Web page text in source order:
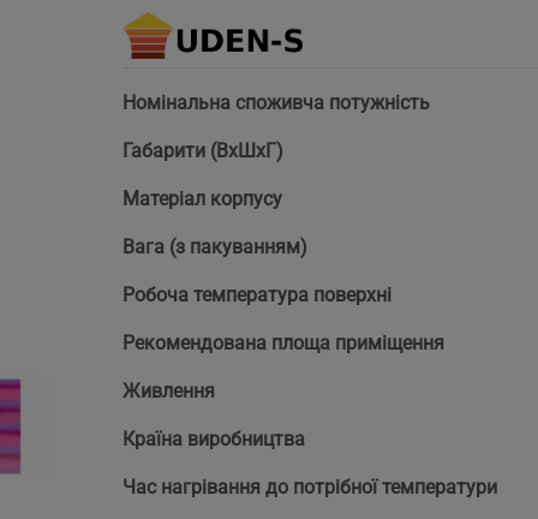
Номінальна споживча потужність
Габарити (ВхШхГ)
Матеріал корпусу
Вага (з пакуванням)
Робоча температура поверхні
Рекомендована площа приміщення
Живлення
Країна виробництва
Час нагрівання до потрібної температури